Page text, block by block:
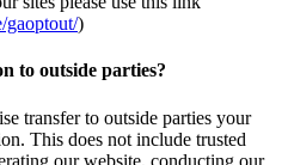
gaoptout/)
to outside parties?
transfer to outside parties your
This does not include trusted
our website, conducting our